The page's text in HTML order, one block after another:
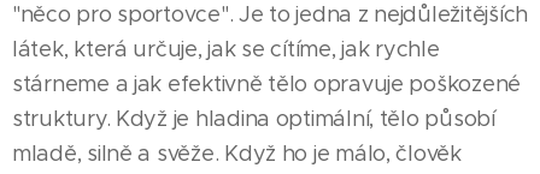
"něco pro sportovce". Je to jedna z nejdůležitějších
látek, která určuje, jak se cítíme, jak rychle
stárneme a jak efektivně tělo opravuje poškozené
struktury. Když je hladina optimální, tělo působí
mladě, silně a svěže. Když ho je málo, člověk